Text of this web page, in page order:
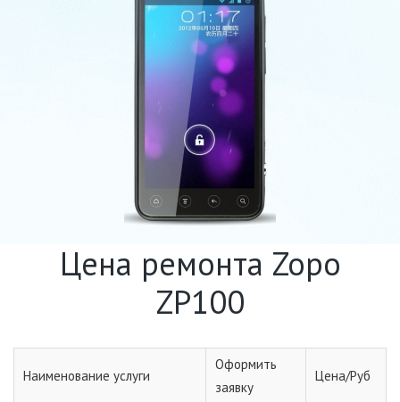
Цена ремонта Zopo
ZP100
Наименование услуги
Оформить
заявку
Цена/Руб